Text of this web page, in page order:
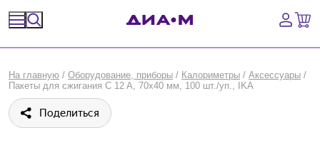
Оборудование, приборы
Расходные материалы, пластик, стекло
На главную / Оборудование, приборы / Калориметры / Аксессуары /
Пакеты для сжигания C 12 A, 70х40 мм, 100 шт./уп., IKA
Поделиться